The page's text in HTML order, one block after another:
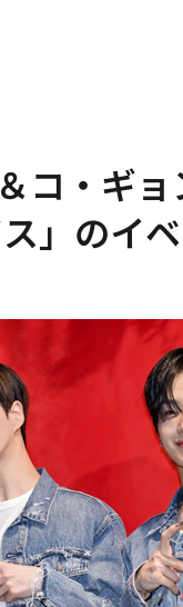
コ・ギ
」のイ